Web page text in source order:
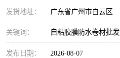
发货地址： 广东省广州市白云区
关键词： 自粘胶膜防水卷材批发
发布日期： 2026-08-07